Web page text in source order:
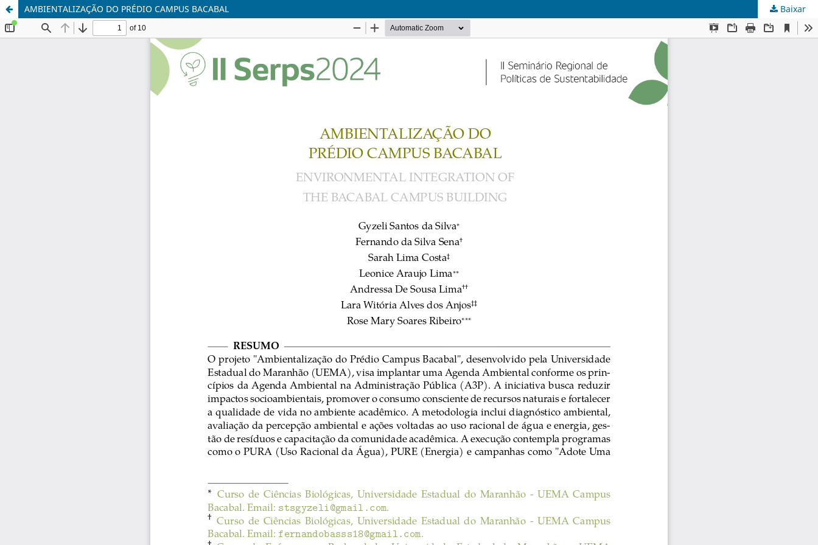
AMBIENTALIZAÇÃO DO PRÉDIO CAMPUS BACABAL Baixar